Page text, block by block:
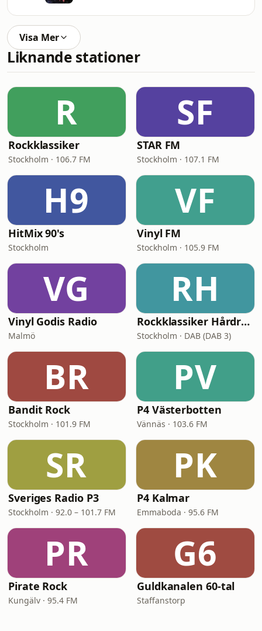
Visa Mer
Liknande stationer
R
Rockklassiker
Stockholm · 106.7 FM
SF
STAR FM
Stockholm · 107.1 FM
H9
HitMix 90's
Stockholm
VF
Vinyl FM
Stockholm · 105.9 FM
VG
Vinyl Godis Radio
Malmö
RH
Rockklassiker Hårdrock
Stockholm · DAB (DAB 3)
BR
Bandit Rock
Stockholm · 101.9 FM
PV
P4 Västerbotten
Vännäs · 103.6 FM
SR
Sveriges Radio P3
Stockholm · 92.0 – 101.7 FM
PK
P4 Kalmar
Emmaboda · 95.6 FM
PR
Pirate Rock
Kungälv · 95.4 FM
G6
Guldkanalen 60-tal
Staffanstorp